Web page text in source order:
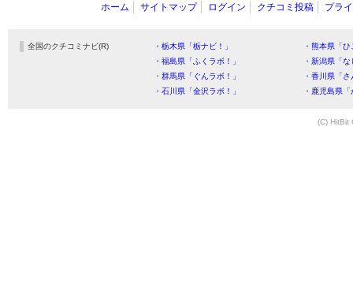
ホーム サイトマップ ログイン クチコミ投稿 プラ
全国のクチコミナビ(R) ・栃木県「栃ナビ！」
・熊本県「
・福島県「ふくラボ！」
・新潟県「
・群馬県「ぐんラボ！」
・香川県「
・石川県「金沢ラボ！」
・鹿児島県
(C) HitBit